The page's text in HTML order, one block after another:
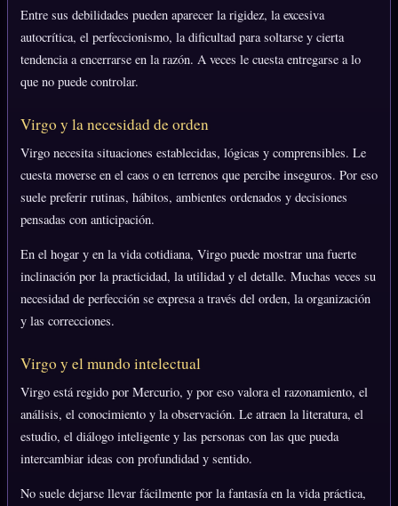
Entre sus debilidades pueden aparecer la rigidez, la excesiva
autocrítica, el perfeccionismo, la dificultad para soltarse y cierta
tendencia a encerrarse en la razón. A veces le cuesta entregarse a lo
que no puede controlar.
Virgo y la necesidad de orden
Virgo necesita situaciones establecidas, lógicas y comprensibles. Le
cuesta moverse en el caos o en terrenos que percibe inseguros. Por eso
suele preferir rutinas, hábitos, ambientes ordenados y decisiones
pensadas con anticipación.
En el hogar y en la vida cotidiana, Virgo puede mostrar una fuerte
inclinación por la practicidad, la utilidad y el detalle. Muchas veces su
necesidad de perfección se expresa a través del orden, la organización
y las correcciones.
Virgo y el mundo intelectual
Virgo está regido por Mercurio, y por eso valora el razonamiento, el
análisis, el conocimiento y la observación. Le atraen la literatura, el
estudio, el diálogo inteligente y las personas con las que pueda
intercambiar ideas con profundidad y sentido.
No suele dejarse llevar fácilmente por la fantasía en la vida práctica,